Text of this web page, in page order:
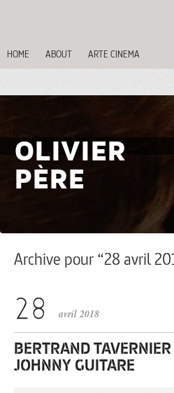
HOME ABOUT ARTE CINEMA
OLIVIER
PÈRE
Archive pour “28 avril
avril 2018
BERTRAND
JOHNNY GUITARE